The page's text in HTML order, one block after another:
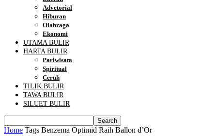
Advetorial
Hiburan
Olahraga
Ekonomi
UTAMA BULIR
HARTA BULIR
Pariwisata
Spiritual
Ceruh
TILIK BULIR
TAWA BULIR
SILUET BULIR
Home Tags Benzema Optimid Raih Ballon d’Or